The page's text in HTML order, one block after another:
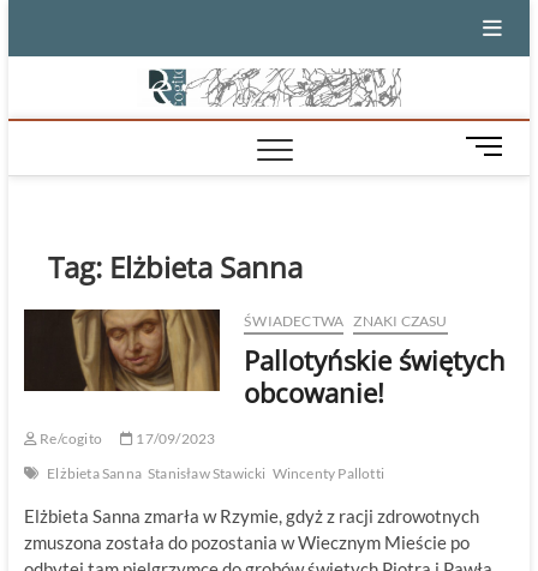
M
e
o
Tag: Elżbieta Sanna
ŚWIADECTWA ZNAKI CZASU
Pallotyńskie świętych
obcowanie!
Re/cogito
17/09/2023
Elżbieta Sanna Stanisław Stawicki Wincenty Pallotti
Elżbieta Sanna zmarła w Rzymie, gdyż z racji zdrowotnych
zmuszona została do pozostania w Wiecznym Mieście po